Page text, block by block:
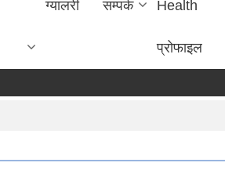
ग्यालरी सम्पर्क Health
प्रोफाइल